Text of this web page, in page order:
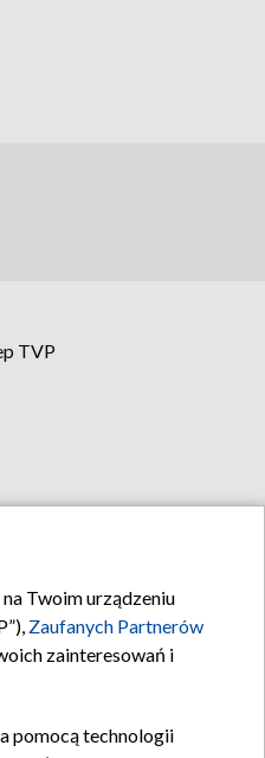
TVP
Twoim urządzeniu
Zaufanych Partnerów
zainteresowań i
pomocą technologii